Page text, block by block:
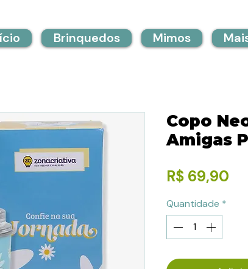
Brinquedos Mimos
Copo
Amigas
R$ 69,90
Quantidade *